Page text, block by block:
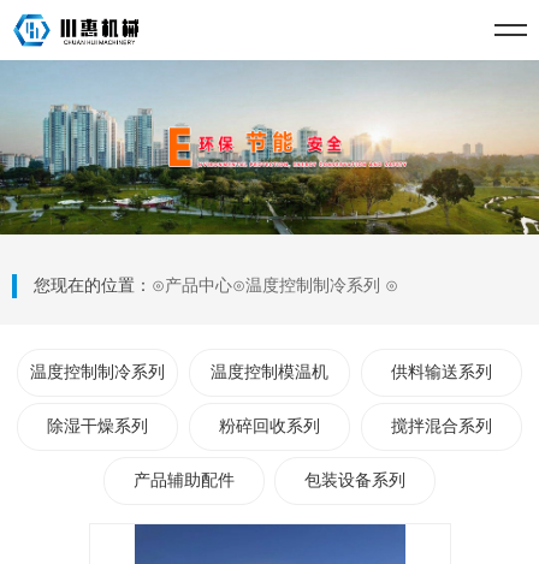
您现在的位置： ⊙产品中心⊙温度控制制冷系列 ⊙
温度控制制冷系列 温度控制模温机 供料输送系列
除湿干燥系列 粉碎回收系列 搅拌混合系列
产品辅助配件 包装设备系列